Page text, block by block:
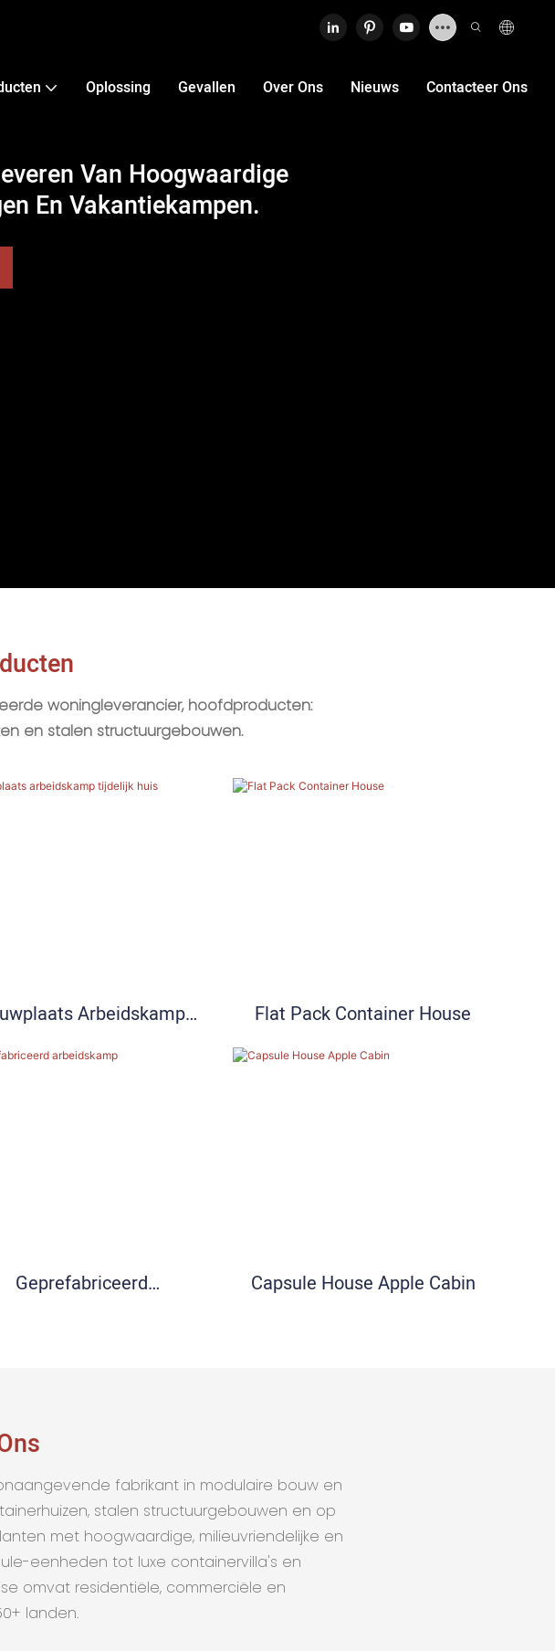
Oplossing Gevallen Over Ons Nieuws Contacteer Ons
Van Hoogwaardige
En Vakantiekampen.
woningleverancier, hoofdproducten:
en stalen structuurgebouwen.
Arbeidskamp
Flat Pack Container House
Geprefabriceerd
Capsule House Apple Cabin
fabrikant in modulaire bouw en
stalen structuurgebouwen en op
met hoogwaardige, milieuvriendelijke en
eenheden tot luxe containervilla's en
omvat residentiële, commerciële en
landen.